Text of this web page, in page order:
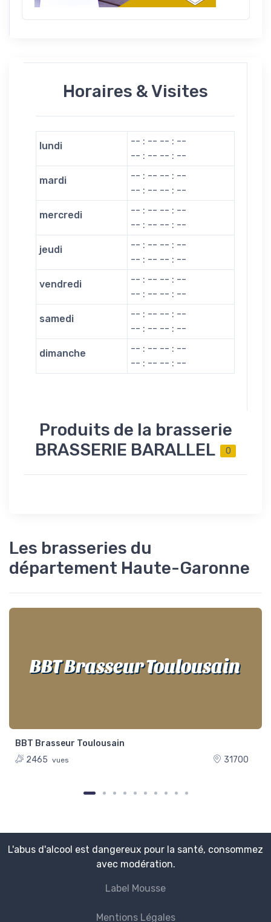
Horaires & Visites
lundi
-- : -- -- : --
-- : -- -- : --
mardi
-- : -- -- : --
-- : -- -- : --
mercredi
-- : -- -- : --
-- : -- -- : --
jeudi
-- : -- -- : --
-- : -- -- : --
vendredi
-- : -- -- : --
-- : -- -- : --
samedi
-- : -- -- : --
-- : -- -- : --
dimanche
-- : -- -- : --
-- : -- -- : --
Produits de la brasserie
BRASSERIE BARALLEL
0
Les brasseries du
département Haute-Garonne
BBT Brasseur Toulousain
BBT Brasseur Toulousain
2465 vues 31700
L'abus d'alcool est dangereux pour la santé, consommez
avec modération.
Label Mousse
Mentions Légales